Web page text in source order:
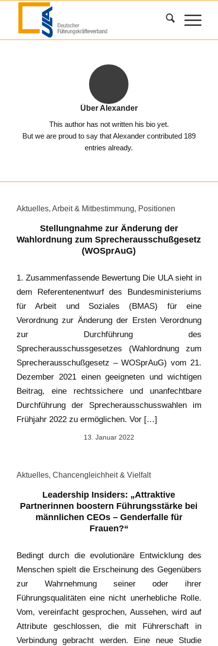
Über Alexander
This author has not written his bio yet.
But we are proud to say thatAlexandercontributed 189
entries already.
Aktuelles, Arbeit & Mitbestimmung, Positionen
Stellungnahme zur Änderung der
Wahlordnung zum Sprecherausschußgesetz
(WOSprAuG)
1. Zusammenfassende Bewertung Die ULA sieht in
dem Referentenentwurf des Bundesministeriums
für Arbeit und Soziales (BMAS) für eine
Verordnung zur Änderung der Ersten Verordnung
zur Durchführung des
Sprecherausschussgesetzes (Wahlordnung zum
Sprecherausschußgesetz – WOSprAuG) vom 21.
Dezember 2021 einen geeigneten und wichtigen
Beitrag, eine rechtssichere und unanfechtbare
Durchführung der Sprecherausschusswahlen im
Frühjahr 2022 zu ermöglichen. Vor […]
13. Januar 2022
Aktuelles, Chancengleichheit & Vielfalt
Leadership Insiders: „Attraktive
Partnerinnen boostern Führungsstärke bei
männlichen CEOs – Genderfalle für
Frauen?“
Bedingt durch die evolutionäre Entwicklung des
Menschen spielt die Erscheinung des Gegenübers
zur Wahrnehmung seiner oder ihrer
Führungsqualitäten eine nicht unerhebliche Rolle.
Vom, vereinfacht gesprochen, Aussehen, wird auf
Attribute geschlossen, die mit Führerschaft in
Verbindung gebracht werden. Eine neue Studie